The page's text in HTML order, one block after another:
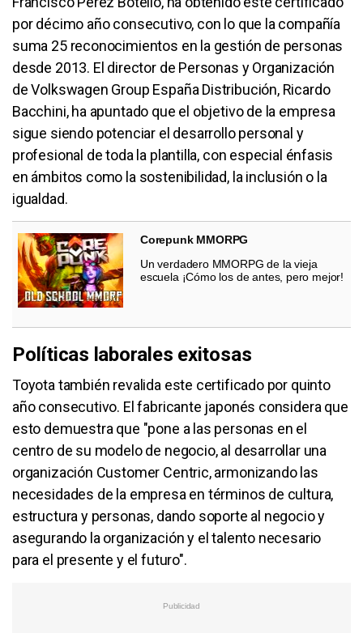
por décimo año consecutivo, con lo que la compañía
suma 25 reconocimientos en la gestión de personas
desde 2013. El director de Personas y Organización
de Volkswagen Group España Distribución, Ricardo
Bacchini, ha apuntado que el objetivo de la empresa
sigue siendo potenciar el desarrollo personal y
profesional de toda la plantilla, con especial énfasis
en ámbitos como la sostenibilidad, la inclusión o la
igualdad.
Corepunk MMORPG
Un verdadero MMORPG de la vieja
escuela ¡Cómo los de antes, pero mejor!
Políticas laborales exitosas
Toyota también revalida este certificado por quinto
año consecutivo. El fabricante japonés considera que
esto demuestra que "pone a las personas en el
centro de su modelo de negocio, al desarrollar una
organización Customer Centric, armonizando las
necesidades de la empresa en términos de cultura,
estructura y personas, dando soporte al negocio y
asegurando la organización y el talento necesario
para el presente y el futuro".